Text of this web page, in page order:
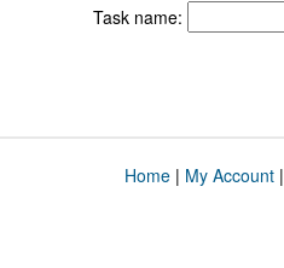
Task name:
Home| My Account|